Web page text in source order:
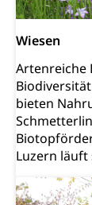
Wiesen
Artenreiche
bieten
Luzern läuft
Zivilstand
Geburt,
Adoption
Sorge